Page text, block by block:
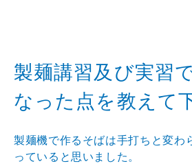
製麺講習及び実習
なった点を教えて
製麺機で作るそばは手打ちと変わ
っていると思いました。